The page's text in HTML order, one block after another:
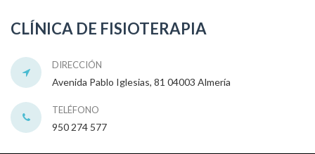
CLÍNICA DE FISIOTERAPIA
DIRECCIÓN
Avenida Pablo Iglesias, 81 04003 Almería
TELÉFONO
950 274 577